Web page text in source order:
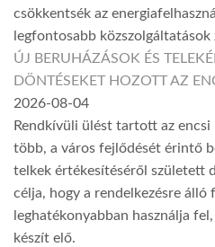
csökkentsék az
legfontosabb
ÚJ BERUHÁZÁSOK ÉS
DÖNTÉSEKET HOZOTT AZ
2026-08-04
Rendkívüli ülést tartott az
több, a város fejlődését érintő
telkek értékesítéséről született
célja, hogy a rendelkezésre
leghatékonyabban használja
készít elő.